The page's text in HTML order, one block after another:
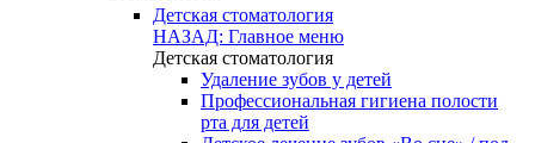
Детская стоматология
НАЗАД: Главное меню
Детская стоматология
Удаление зубов у детей
Профессиональная гигиена полости
рта для детей